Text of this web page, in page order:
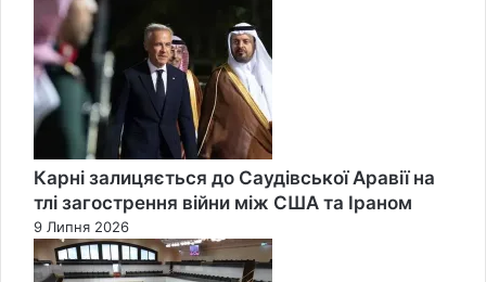
Карні залицяється до Саудівської Аравії на
тлі загострення війни між США та Іраном
9 Липня 2026